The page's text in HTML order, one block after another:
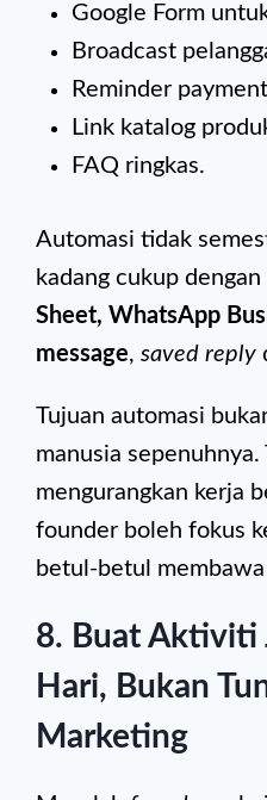
Google Form
Broadcast
Reminder
Link katalog
FAQ ringkas.
Automasi tidak
kadang cukup dengan
Sheet, WhatsApp
message, saved reply
Tujuan automasi
manusia sepenuhnya.
mengurangkan kerja
founder boleh fokus
betul-betul
8. Buat Aktiviti
Hari, Bukan
Marketing